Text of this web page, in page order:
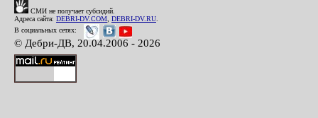
СМИ не получает субсидий.
Адреса сайта: DEBRI-DV.COM DEBRI-DV.RU
В социальных сетях:
© Дебри-ДВ, 20.04.2006 - 2026